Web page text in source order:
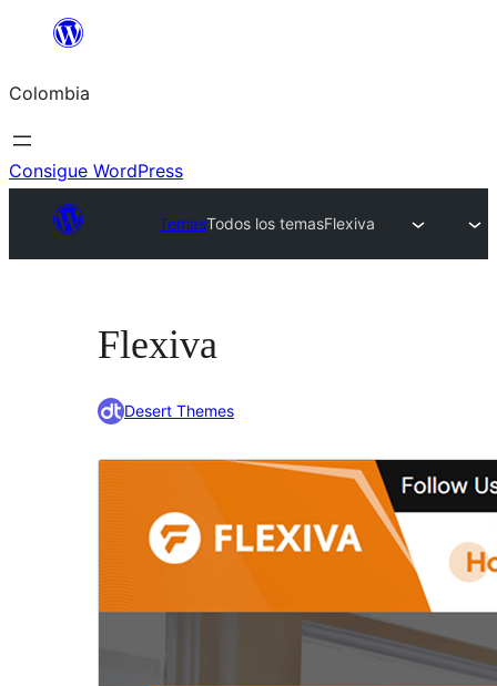
Saltar
contenido
Colombia
Consigue WordPress
TemasTodos los temasFlexiva
Flexiva
Desert Themes